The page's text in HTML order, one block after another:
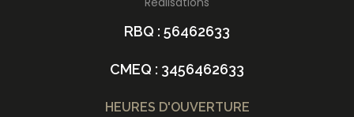
RBQ : 56462633
CMEQ : 3456462633
HEURES D'OUVERTURE